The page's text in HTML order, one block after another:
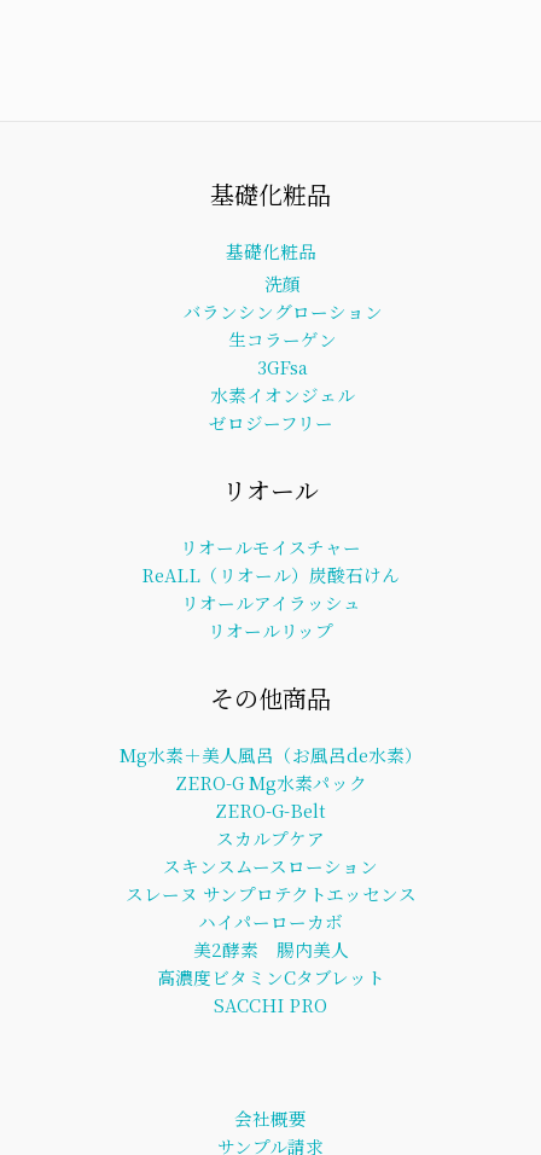
基礎化粧品
基礎化粧品
洗顔
バランシングローション
生コラーゲン
3GFsa
水素イオンジェル
ゼロジーフリー
リオール
リオールモイスチャー
ReALL（リオール）炭酸石けん
リオールアイラッシュ
リオールリップ
その他商品
Mg水素＋美人風呂（お風呂de水素）
ZERO-G Mg水素パック
ZERO-G-Belt
スカルプケア
スキンスムースローション
スレーヌ サンプロテクトエッセンス
ハイパーローカボ
美2酵素 腸内美人
高濃度ビタミンCタブレット
SACCHI PRO
会社概要
サンプル請求